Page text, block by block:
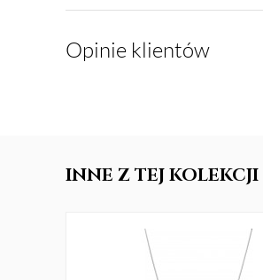
Opinie klientów
INNE Z TEJ KOLEKCJI